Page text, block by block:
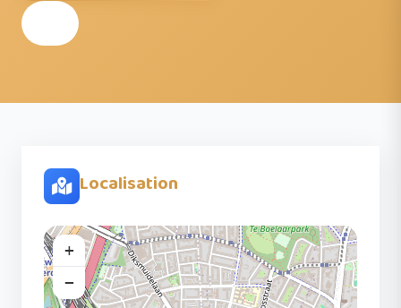
Localisation
+
−